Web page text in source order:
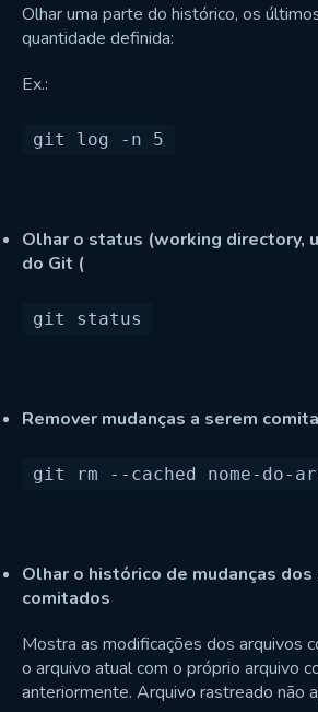
Olhar uma parte do histórico, os
quantidade definida:
Ex.:
Olhar o status (working directory,
do Git (
Remover mudanças a serem
Olhar o histórico de mudanças dos
comitados
Mostra as modificações dos arquivos
o arquivo atual com o próprio arquivo
anteriormente. Arquivo rastreado não